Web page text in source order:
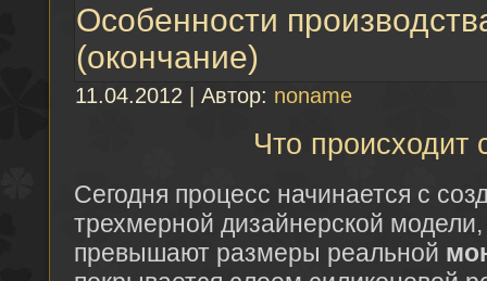
Особенности
(окончание)
11.04.2012 | Автор: noname
Что происходит
Сегодня процесс начинается с
трехмерной дизайнерской
превышают размеры реальной